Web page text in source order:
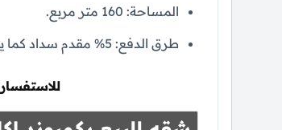
المساحة: 160 متر مربع.
طرق الدفع: 5% مقدم سداد كما يمكنك تقسيط المتبقي حتي 10 سنوات بدون أي فوائد.